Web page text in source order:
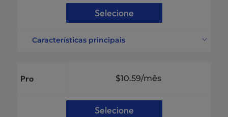
Selecione
Características principais
Largura de banda
Não medido
Pro $10.59/mês
Selecione